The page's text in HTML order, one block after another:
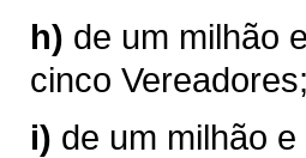
h) de um milhão
cinco Vereadores;
i) de um milhão